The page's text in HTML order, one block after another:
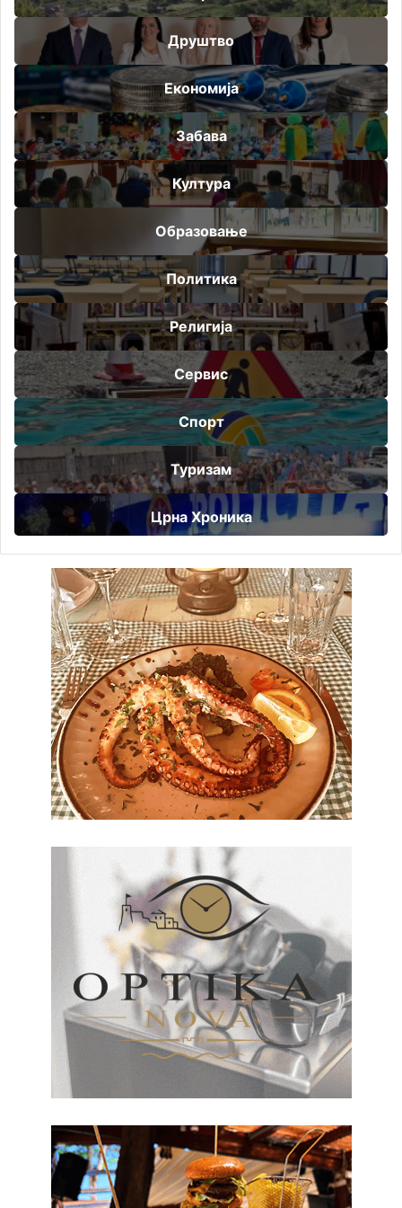
Друштво
Економија
Забава
Култура
Образовање
Политика
Религија
Сервис
Спорт
Туризам
Црна Хроника